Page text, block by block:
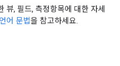
뷰, 필드, 측정항목에 대한 자세
어 문법을 참고하세요.